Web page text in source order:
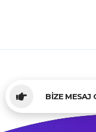
BİZE MESAJ